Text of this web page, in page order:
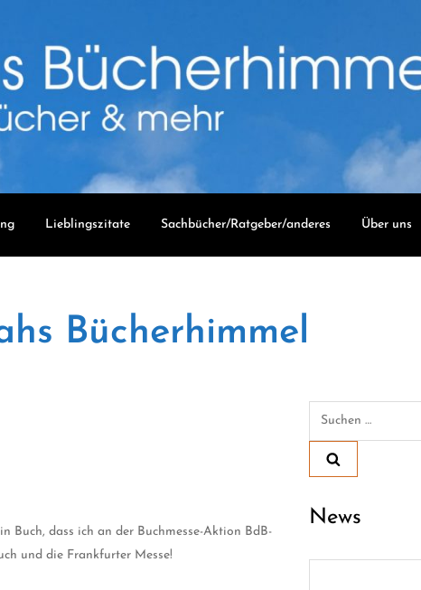
Lieblingszitate Sachbücher/Ratgeber/anderes Über uns
Bücherhimmel
dass ich an der Buchmesse-Aktion BdB-
und die Frankfurter Messe!
Suchen
News